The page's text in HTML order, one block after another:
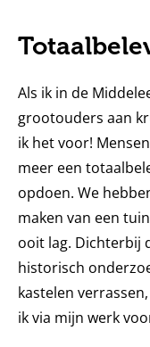
Als ik in de
grootouders aan
ik het voor!
meer een
opdoen. We
maken van een
ooit lag. Dichterbij
historisch
kastelen
ik via mijn werk